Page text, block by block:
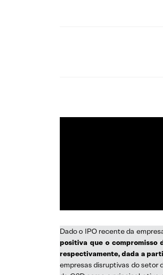
Dado o IPO recente da
positiva que o compromisso
respectivamente, dada a
empresas disruptivas do setor